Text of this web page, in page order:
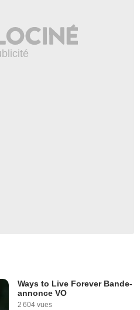
Ways to Live Forever Bande-
annonce VO
2 604 vues